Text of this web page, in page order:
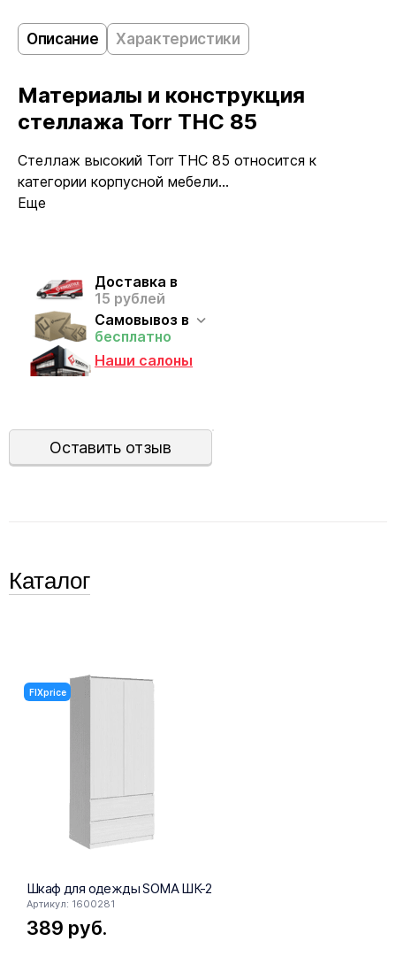
Описание Характеристики
Материалы и конструкция
стеллажа Torr THC 85
Стеллаж высокий Torr THC 85 относится к
категории корпусной мебели...
Еще
Доставка в
15 рублей
Самовывоз в
бесплатно
Наши салоны
Оставить отзыв
Каталог
FIXprice
Шкаф для одежды SOMA ШК-2
Артикул: 1600281
389 руб.